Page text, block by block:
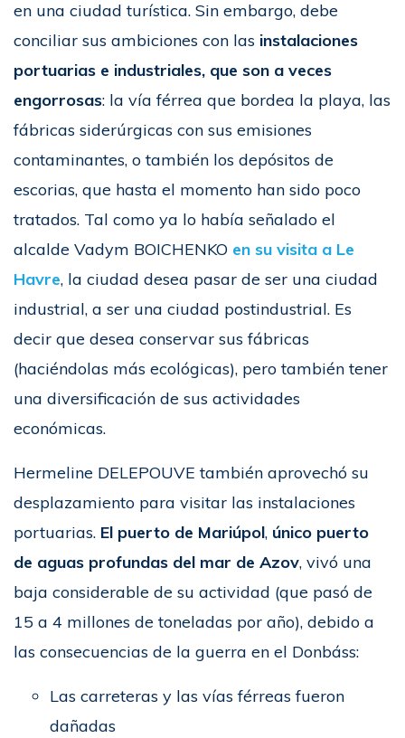
en una ciudad turística. Sin embargo, debe
conciliar sus ambiciones con las instalaciones
portuarias e industriales, que son a veces
engorrosas: la vía férrea que bordea la playa, las
fábricas siderúrgicas con sus emisiones
contaminantes, o también los depósitos de
escorias, que hasta el momento han sido poco
tratados. Tal como ya lo había señalado el
alcalde Vadym BOICHENKO en su visita a Le
Havre, la ciudad desea pasar de ser una ciudad
industrial, a ser una ciudad postindustrial. Es
decir que desea conservar sus fábricas
(haciéndolas más ecológicas), pero también tener
una diversificación de sus actividades
económicas.
Hermeline DELEPOUVE también aprovechó su
desplazamiento para visitar las instalaciones
portuarias. El puerto de Mariúpol, único puerto
de aguas profundas del mar de Azov, vivó una
baja considerable de su actividad (que pasó de
15 a 4 millones de toneladas por año), debido a
las consecuencias de la guerra en el Donbáss:
Las carreteras y las vías férreas fueron
dañadas